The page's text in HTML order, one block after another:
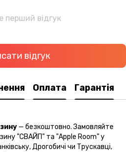
перший відгук
відгук
Оплата Гарантія
— безкоштовно. Замовляйте
"СВАЙП" та "Apple Room" у
Дрогобичі чи Трускавці,